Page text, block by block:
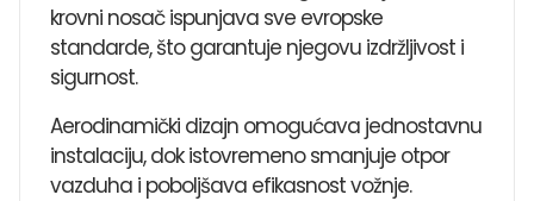
krovni nosač ispunjava sve evropske
standarde, što garantuje njegovu izdržljivost i
sigurnost.
Aerodinamički dizajn omogućava jednostavnu
instalaciju, dok istovremeno smanjuje otpor
vazduha i poboljšava efikasnost vožnje.